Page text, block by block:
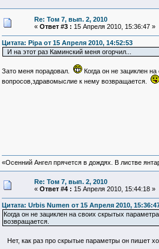
Re: Том 7, вып. 2, 2010
« Ответ #3 : 15 Апреля 2010, 15:36:47 »
Цитата: Pipa от 15 Апреля 2010, 14:52:53
И на этот раз Каминский меня огорчил...
Зато меня порадовал.
Когда он не зациклен
вопросов,здравомыслие к нему возвращается.
«Осенний Ангел прячется в дождях. В листве
Re: Том 7, вып. 2, 2010
« Ответ #4 : 15 Апреля 2010, 15:44:18 »
Цитата: Urbis Numen от 15 Апреля 2010,
Когда он не зациклен на своих скрытых
возвращается.
Нет, как раз про скрытые параметры он пишет